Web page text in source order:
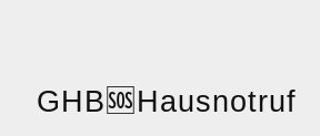
GHB🆘 Hausnotruf